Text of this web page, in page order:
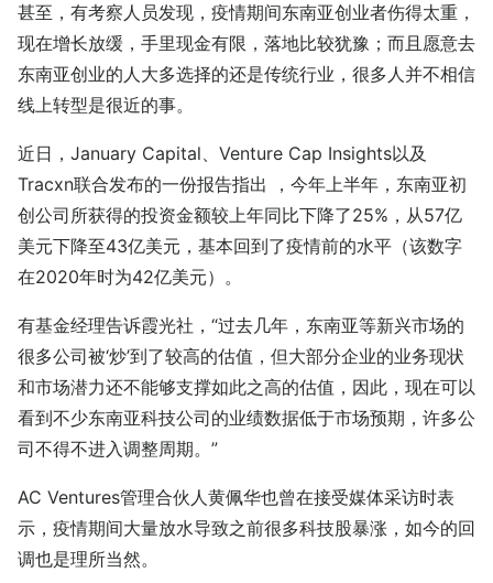
甚至，有考察人员发现，疫情期间东南亚创业者伤得太重，
现在增长放缓，手里现金有限，落地比较犹豫；而且愿意去
东南亚创业的人大多选择的还是传统行业，很多人并不相信
线上转型是很近的事。
近日，January Capital、Venture Cap Insights以及
Tracxn联合发布的一份报告指出 ，今年上半年，东南亚初
创公司所获得的投资金额较上年同比下降了25%，从57亿
美元下降至43亿美元，基本回到了疫情前的水平（该数字
在2020年时为42亿美元）。
有基金经理告诉霞光社，“过去几年，东南亚等新兴市场的
很多公司被‘炒’到了较高的估值，但大部分企业的业务现状
和市场潜力还不能够支撑如此之高的估值，因此，现在可以
看到不少东南亚科技公司的业绩数据低于市场预期，许多公
司不得不进入调整周期。”
AC Ventures管理合伙人黄佩华也曾在接受媒体采访时表
示，疫情期间大量放水导致之前很多科技股暴涨，如今的回
调也是理所当然。